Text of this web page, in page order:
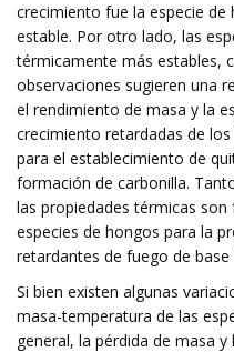
crecimiento fue la especie
estable. Por otro lado, las
térmicamente más estables,
observaciones sugieren una
el rendimiento de masa y la
crecimiento retardadas de
para el establecimiento de
formación de carbonilla.
las propiedades térmicas
especies de hongos para la
retardantes de fuego de base
Si bien existen algunas
masa-temperatura de las
general, la pérdida de masa